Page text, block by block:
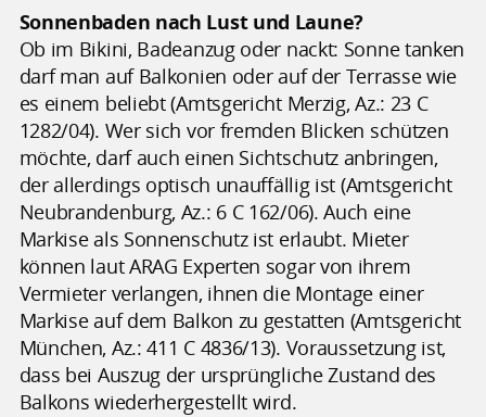
Sonnenbaden nach Lust und Laune?
Ob im Bikini, Badeanzug oder nackt: Sonne tanken
darf man auf Balkonien oder auf der Terrasse wie
es einem beliebt (Amtsgericht Merzig, Az.: 23 C
1282/04). Wer sich vor fremden Blicken schützen
möchte, darf auch einen Sichtschutz anbringen,
der allerdings optisch unauffällig ist (Amtsgericht
Neubrandenburg, Az.: 6 C 162/06). Auch eine
Markise als Sonnenschutz ist erlaubt. Mieter
können laut ARAG Experten sogar von ihrem
Vermieter verlangen, ihnen die Montage einer
Markise auf dem Balkon zu gestatten (Amtsgericht
München, Az.: 411 C 4836/13). Voraussetzung ist,
dass bei Auszug der ursprüngliche Zustand des
Balkons wiederhergestellt wird.